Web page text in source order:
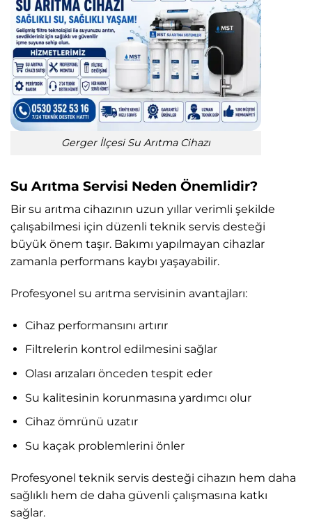
Gerger İlçesi Su Arıtma Cihazı
Su Arıtma Servisi Neden Önemlidir?
Bir su arıtma cihazının uzun yıllar verimli şekilde
çalışabilmesi için düzenli teknik servis desteği
büyük önem taşır. Bakımı yapılmayan cihazlar
zamanla performans kaybı yaşayabilir.
Profesyonel su arıtma servisinin avantajları:
Cihaz performansını artırır
Filtrelerin kontrol edilmesini sağlar
Olası arızaları önceden tespit eder
Su kalitesinin korunmasına yardımcı olur
Cihaz ömrünü uzatır
Su kaçak problemlerini önler
Profesyonel teknik servis desteği cihazın hem daha
sağlıklı hem de daha güvenli çalışmasına katkı
sağlar.